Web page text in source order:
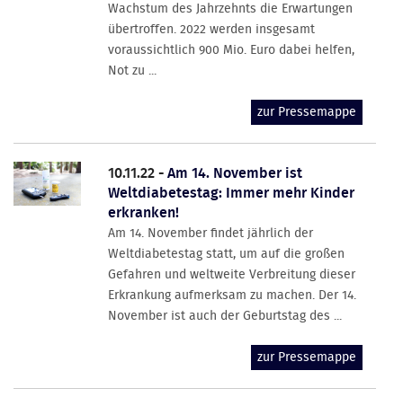
Wachstum des Jahrzehnts die Erwartungen
übertroffen. 2022 werden insgesamt
voraussichtlich 900 Mio. Euro dabei helfen,
Not zu ...
zur Pressemappe
10.11.22 -Am 14. November ist
Weltdiabetestag: Immer mehr Kinder
erkranken!
Am 14. November findet jährlich der
Weltdiabetestag statt, um auf die großen
Gefahren und weltweite Verbreitung dieser
Erkrankung aufmerksam zu machen. Der 14.
November ist auch der Geburtstag des ...
zur Pressemappe